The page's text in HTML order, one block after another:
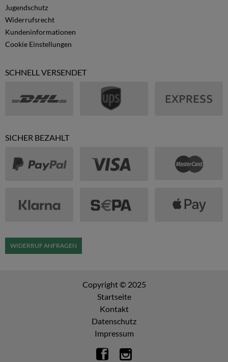
Jugendschutz
Widerrufsrecht
Kundeninformationen
Cookie Einstellungen
SCHNELL VERSENDET
SICHER BEZAHLT
WIDERRUF ANFRAGEN
Copyright © 2025
Startseite
Kontakt
Datenschutz
Impressum